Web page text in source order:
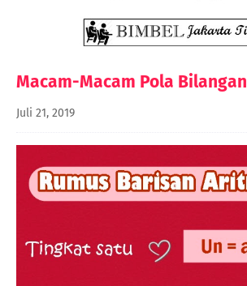
Macam-Macam Pola Bilangan
Juli 21, 2019